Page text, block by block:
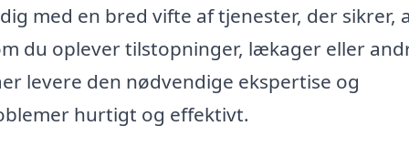
med en bred vifte af tjenester, der sikrer,
du oplever tilstopninger, lækager eller
levere den nødvendige ekspertise og
hurtigt og effektivt.